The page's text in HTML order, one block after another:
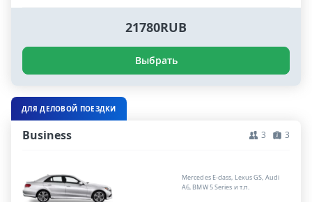
21780RUB
Выбрать
ДЛЯ ДЕЛОВОЙ ПОЕЗДКИ
Business 3 3
Mercedes E-class, Lexus GS, Audi
A6, BMW 5 Series и т.п.